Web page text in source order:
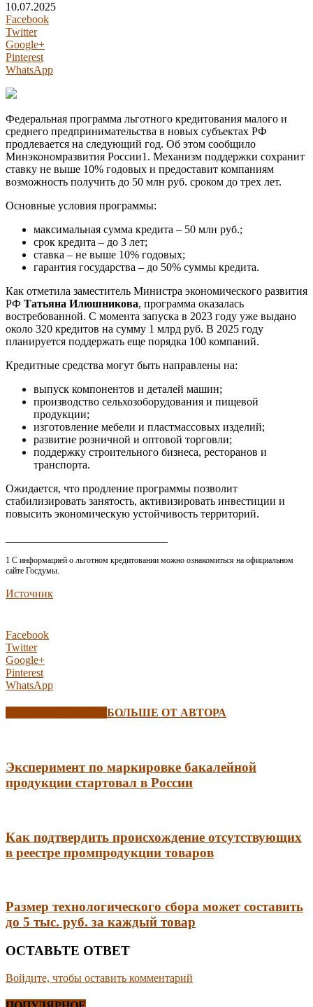
10.07.2025
Facebook
Twitter
Google+
Pinterest
WhatsApp
Федеральная программа льготного кредитования малого и
среднего предпринимательства в новых субъектах РФ
продлевается на следующий год. Об этом сообщило
Минэкономразвития России1. Механизм поддержки сохранит
ставку не выше 10% годовых и предоставит компаниям
возможность получить до 50 млн руб. сроком до трех лет.
Основные условия программы:
максимальная сумма кредита – 50 млн руб.;
срок кредита – до 3 лет;
ставка – не выше 10% годовых;
гарантия государства – до 50% суммы кредита.
Как отметила заместитель Министра экономического развития
РФ Татьяна Илюшникова, программа оказалась
востребованной. С момента запуска в 2023 году уже выдано
около 320 кредитов на сумму 1 млрд руб. В 2025 году
планируется поддержать еще порядка 100 компаний.
Кредитные средства могут быть направлены на:
выпуск компонентов и деталей машин;
производство сельхозоборудования и пищевой
продукции;
изготовление мебели и пластмассовых изделий;
развитие розничной и оптовой торговли;
поддержку строительного бизнеса, ресторанов и
транспорта.
Ожидается, что продление программы позволит
стабилизировать занятость, активизировать инвестиции и
повысить экономическую устойчивость территорий.
1 С информацией о льготном кредитовании можно ознакомиться на официальном
сайте Госдумы.
Источник
Facebook
Twitter
Google+
Pinterest
WhatsApp
БОЛЬШЕ ОТ АВТОРА
Эксперимент по маркировке бакалейной
продукции стартовал в России
Как подтвердить происхождение отсутствующих
в реестре промпродукции товаров
Размер технологического сбора может составить
до 5 тыс. руб. за каждый товар
ОСТАВЬТЕ ОТВЕТ
Войдите, чтобы оставить комментарий